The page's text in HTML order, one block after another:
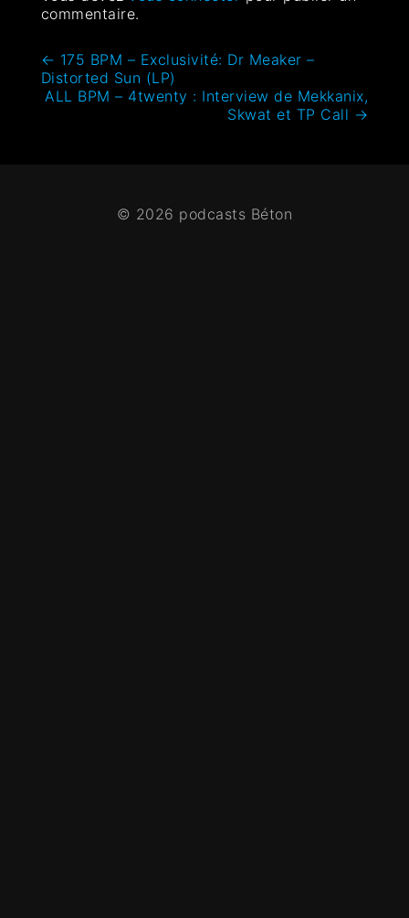
commentaire.
← 175 BPM – Exclusivité: Dr Meaker –
Distorted Sun (LP)
ALL BPM – 4twenty : Interview de Mekkanix,
Skwat et TP Call →
© 2026 podcasts Béton